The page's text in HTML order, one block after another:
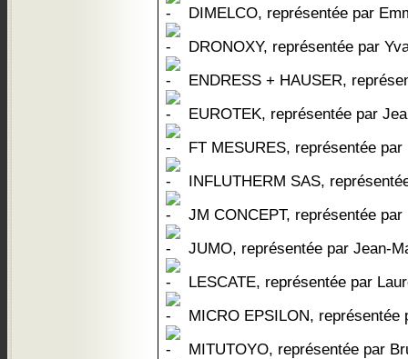
DIMELCO, représentée par
DRONOXY, représentée par
ENDRESS + HAUSER,
EUROTEK, représentée par
FT MESURES, représentée
INFLUTHERM SAS,
JM CONCEPT, représentée
JUMO, représentée par Jean-
LESCATE, représentée par
MICRO EPSILON, représentée
MITUTOYO, représentée par